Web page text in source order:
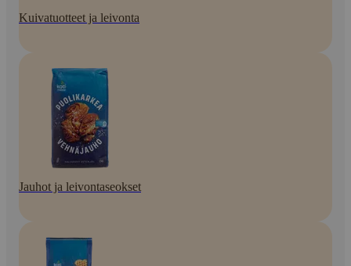
Kuivatuotteet ja leivonta
Jauhot ja leivontaseokset